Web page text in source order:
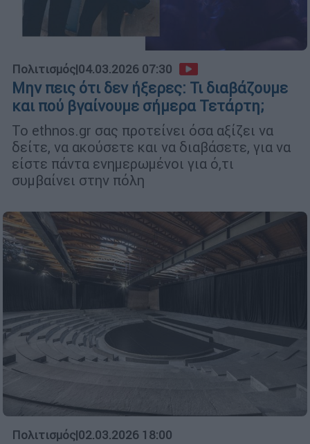
Πολιτισμός|04.03.2026 07:30
Μην πεις ότι δεν ήξερες: Τι διαβάζουμε
και πού βγαίνουμε σήμερα Τετάρτη;
Το ethnos.gr σας προτείνει όσα αξίζει να
δείτε, να ακούσετε και να διαβάσετε, για να
είστε πάντα ενημερωμένοι για ό,τι
συμβαίνει στην πόλη
Πολιτισμός|02.03.2026 18:00